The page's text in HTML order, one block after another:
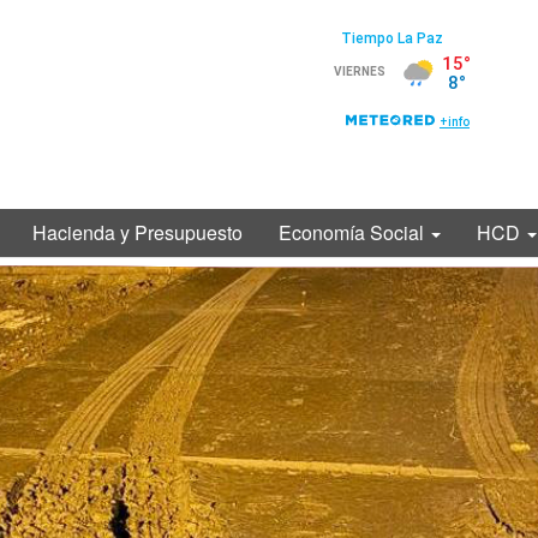
Hacienda y Presupuesto Economía Social HCD